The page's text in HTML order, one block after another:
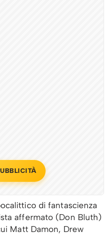
di fantascienza
affermato (Don Bluth)
Matt Damon, Drew